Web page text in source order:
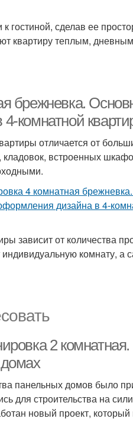
гостиной, сделав ее
квартиру теплым,
брежневка.
комнатной
отличается от
встроенных
зависит от количества
индивидуальную комнату,
2
панельных домов было
для строительства на
новый проект,